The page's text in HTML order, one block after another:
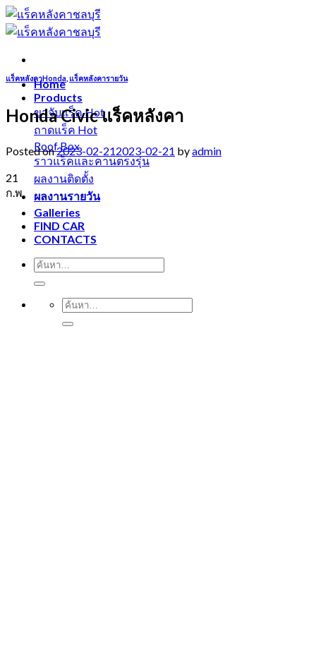
Skip
to
content
Home
Products
ขาจับแร็ค
ถาดแร็ค
Roof Box
ราวแร็คและคานตรงรุ่น
ผลงานติดตั้ง
ผลงานรายวัน
Galleries
FIND CAR
CONTACTS
แร็คหลังคาHonda แร็คหลังคารายวัน
Honda Civic แร็คหลังคา
Posted on2023-02-212023-02-21 byadmin
21
ก.พ.